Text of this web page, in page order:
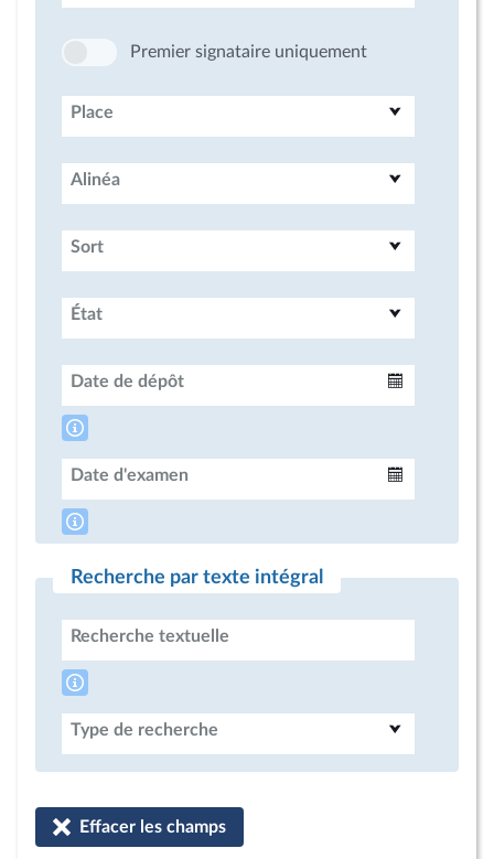
Premier signataire uniquement
Place
Alinéa
Sort
État
Date de dépôt
Date d'examen
Recherche par texte intégral
Recherche textuelle
Type de recherche
Effacer les champs